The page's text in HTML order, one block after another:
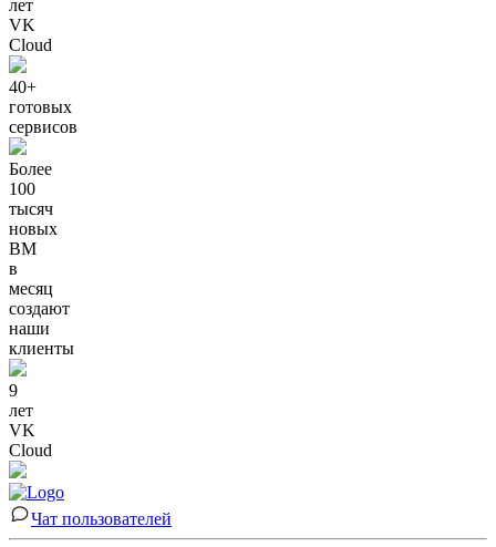
лет
VK
Cloud
40+
готовых
сервисов
Более
100
тысяч
новых
ВМ
в
месяц
создают
наши
клиенты
9
лет
VK
Cloud
Чат пользователей